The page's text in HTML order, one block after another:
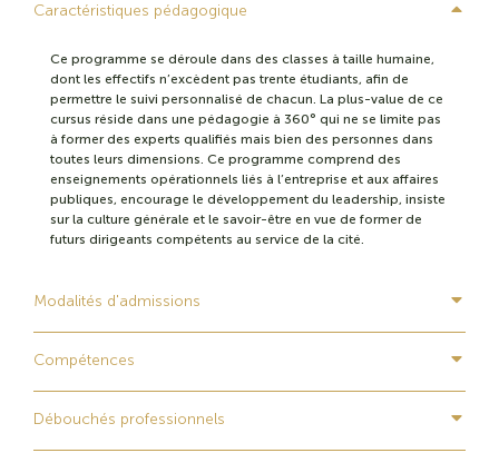
Caractéristiques pédagogique
Ce programme se déroule dans des classes à taille humaine,
dont les effectifs n’excèdent pas trente étudiants, afin de
permettre le suivi personnalisé de chacun. La plus-value de ce
cursus réside dans une pédagogie à 360° qui ne se limite pas
à former des experts qualifiés mais bien des personnes dans
toutes leurs dimensions. Ce programme comprend des
enseignements opérationnels liés à l’entreprise et aux affaires
publiques, encourage le développement du leadership, insiste
sur la culture générale et le savoir-être en vue de former de
futurs dirigeants compétents au service de la cité.
Modalités d'admissions
Compétences
Débouchés professionnels